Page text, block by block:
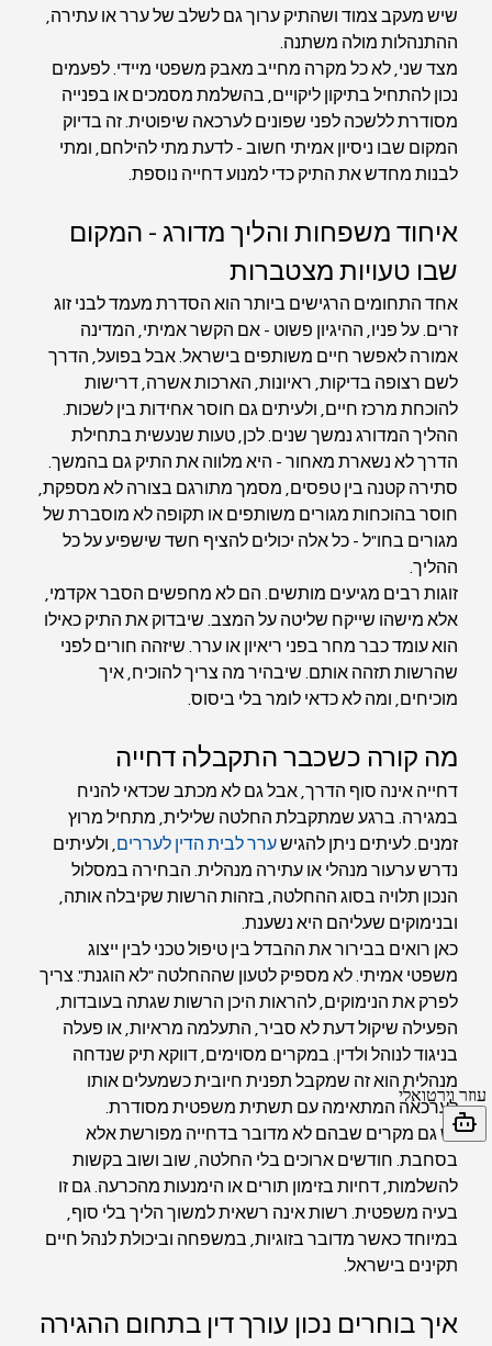
שיש מעקב צמוד ושהתיק ערוך גם לשלב של ערר או עתירה,
ההתנהלות מולה משתנה.
מצד שני, לא כל מקרה מחייב מאבק משפטי מיידי. לפעמים
נכון להתחיל בתיקון ליקויים, בהשלמת מסמכים או בפנייה
מסודרת ללשכה לפני שפונים לערכאה שיפוטית. זה בדיוק
המקום שבו ניסיון אמיתי חשוב - לדעת מתי להילחם, ומתי
לבנות מחדש את התיק כדי למנוע דחייה נוספת.
איחוד משפחות והליך מדורג - המקום
שבו טעויות מצטברות
אחד התחומים הרגישים ביותר הוא הסדרת מעמד לבני זוג
זרים. על פניו, ההיגיון פשוט - אם הקשר אמיתי, המדינה
אמורה לאפשר חיים משותפים בישראל. אבל בפועל, הדרך
לשם רצופה בדיקות, ראיונות, הארכות אשרה, דרישות
להוכחת מרכז חיים, ולעיתים גם חוסר אחידות בין לשכות.
ההליך המדורג נמשך שנים. לכן, טעות שנעשית בתחילת
הדרך לא נשארת מאחור - היא מלווה את התיק גם בהמשך.
סתירה קטנה בין טפסים, מסמך מתורגם בצורה לא מספקת,
חוסר בהוכחות מגורים משותפים או תקופה לא מוסברת של
מגורים בחו"ל - כל אלה יכולים להציף חשד שישפיע על כל
ההליך.
זוגות רבים מגיעים מותשים. הם לא מחפשים הסבר אקדמי,
אלא מישהו שייקח שליטה על המצב. שיבדוק את התיק כאילו
הוא עומד כבר מחר בפני ריאיון או ערר. שיזהה חורים לפני
שהרשות תזהה אותם. שיבהיר מה צריך להוכיח, איך
מוכיחים, ומה לא כדאי לומר בלי ביסוס.
מה קורה כשכבר התקבלה דחייה
דחייה אינה סוף הדרך, אבל גם לא מכתב שכדאי להניח
במגירה. ברגע שמתקבלת החלטה שלילית, מתחיל מרוץ
זמנים. לעיתים ניתן להגיש ערר לבית הדין לעררים , ולעיתים
נדרש ערעור מנהלי או עתירה מנהלית. הבחירה במסלול
הנכון תלויה בסוג ההחלטה, בזהות הרשות שקיבלה אותה,
ובנימוקים שעליהם היא נשענת.
כאן רואים בבירור את ההבדל בין טיפול טכני לבין ייצוג
משפטי אמיתי. לא מספיק לטעון שההחלטה "לא הוגנת". צריך
לפרק את הנימוקים, להראות היכן הרשות שגתה בעובדות,
הפעילה שיקול דעת לא סביר, התעלמה מראיות, או פעלה
בניגוד לנוהל ולדין. במקרים מסוימים, דווקא תיק שנדחה
מנהלית הוא זה שמקבל תפנית חיובית כשמעלים אותו
לערכאה המתאימה עם תשתית משפטית מסודרת.
יש גם מקרים שבהם לא מדובר בדחייה מפורשת אלא
בסחבת. חודשים ארוכים בלי החלטה, שוב ושוב בקשות
להשלמות, דחיות בזימון תורים או הימנעות מהכרעה. גם זו
בעיה משפטית. רשות אינה רשאית למשוך הליך בלי סוף,
במיוחד כאשר מדובר בזוגיות, במשפחה וביכולת לנהל חיים
תקינים בישראל.
איך בוחרים נכון עורך דין בתחום ההגירה